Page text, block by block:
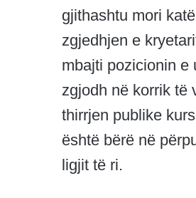
gjithashtu mori
zgjedhjen e
mbajti pozicionin e
zgjodh në korrik të
thirrjen publike
është bërë në
ligjit të ri.